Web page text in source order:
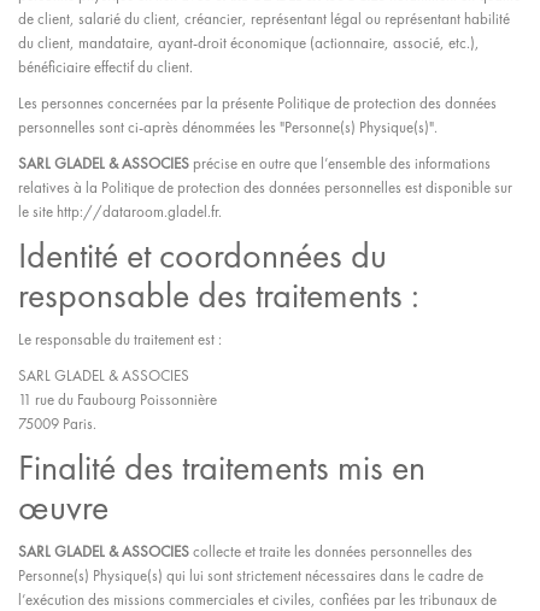
de client, salarié du client, créancier, représentant légal ou représentant habilité
du client, mandataire, ayant-droit économique (actionnaire, associé, etc.),
bénéficiaire effectif du client.
Les personnes concernées par la présente Politique de protection des données
personnelles sont ci-après dénommées les "Personne(s) Physique(s)".
SARL GLADEL & ASSOCIES précise en outre que l’ensemble des informations
relatives à la Politique de protection des données personnelles est disponible sur
le site http://dataroom.gladel.fr.
Identité et coordonnées du
responsable des traitements :
Le responsable du traitement est :
SARL GLADEL & ASSOCIES
11 rue du Faubourg Poissonnière
75009 Paris.
Finalité des traitements mis en
œuvre
SARL GLADEL & ASSOCIEScollecte et traite les données personnelles des
Personne(s) Physique(s) qui lui sont strictement nécessaires dans le cadre de
l’exécution des missions commerciales et civiles, confiées par les tribunaux de